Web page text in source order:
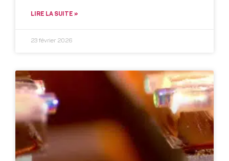
LIRE LA SUITE »
23 février 2026